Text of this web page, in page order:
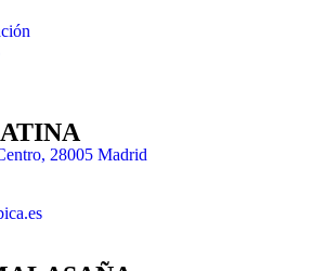
28005 Madrid